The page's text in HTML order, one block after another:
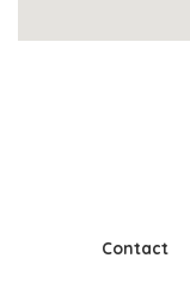
Contact